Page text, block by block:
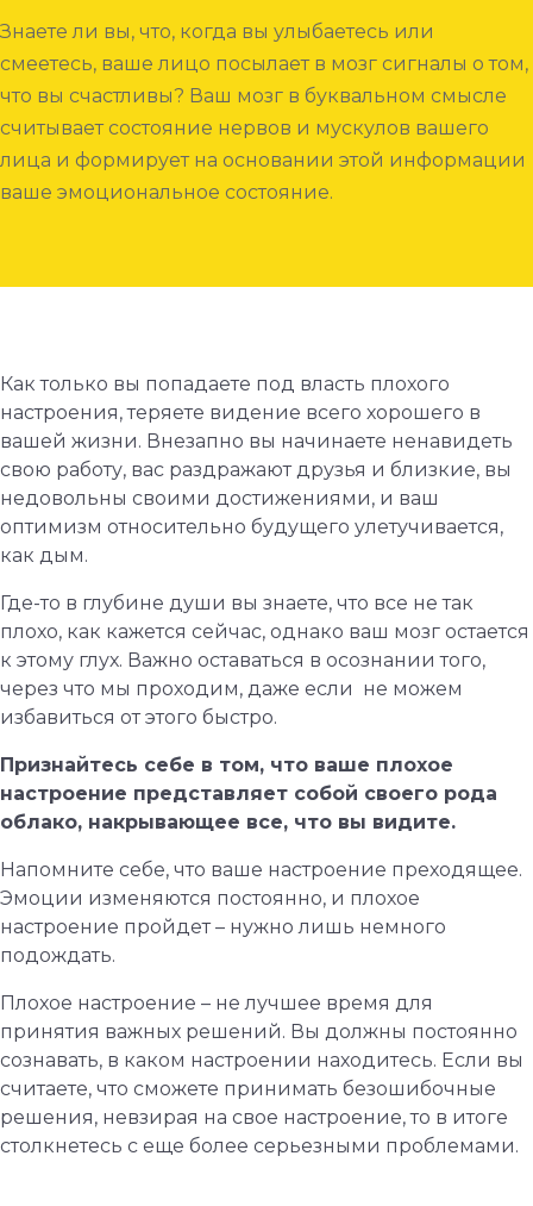
Знаете ли вы, что, когда вы улыбаетесь или
смеетесь, ваше лицо посылает в мозг сигналы о том,
что вы счастливы? Ваш мозг в буквальном смысле
считывает состояние нервов и мускулов вашего
лица и формирует на основании этой информации
ваше эмоциональное состояние.
Как только вы попадаете под власть плохого
настроения, теряете видение всего хорошего в
вашей жизни. Внезапно вы начинаете ненавидеть
свою работу, вас раздражают друзья и близкие, вы
недовольны своими достижениями, и ваш
оптимизм относительно будущего улетучивается,
как дым.
Где-то в глубине души вы знаете, что все не так
плохо, как кажется сейчас, однако ваш мозг остается
к этому глух. Важно оставаться в осознании того,
через что мы проходим, даже если не можем
избавиться от этого быстро.
Признайтесь себе в том, что ваше плохое
настроение представляет собой своего рода
облако, накрывающее все, что вы видите.
Напомните себе, что ваше настроение преходящее.
Эмоции изменяются постоянно, и плохое
настроение пройдет – нужно лишь немного
подождать.
Плохое настроение – не лучшее время для
принятия важных решений. Вы должны постоянно
сознавать, в каком настроении находитесь. Если вы
считаете, что сможете принимать безошибочные
решения, невзирая на свое настроение, то в итоге
столкнетесь с еще более серьезными проблемами.